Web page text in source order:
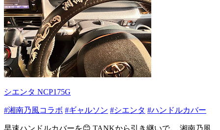
シエンタ NCP175G
#湘南乃風コラボ #ギャルソン #シエンタ #ハンドルカバー
早速ハンドルカバーを😊 TANKから引き継いで。 湘南乃風